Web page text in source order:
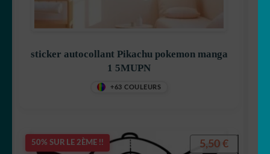
MENU
ENFANT
sticker autocollant Pikachu pokemon manga
1 5MUPN
+63 COULEURS
50% SUR LE 2ÈME !! 5,50 €